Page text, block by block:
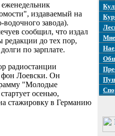
издаваемый на
завода).
сообщил, что издал
редакции до тех пор,
по зарплате.
радиостанции
Лоевски. Он
"Молодые
осенью,
стажировку в Германию